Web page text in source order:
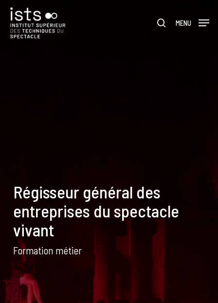
main
content
rechercher
MENU
Régisseur général des
entreprises du spectacle
vivant
Formation métier